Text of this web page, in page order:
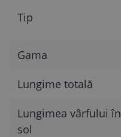
Tip
Gama
Lungime totală
Lungimea vârfului în
sol